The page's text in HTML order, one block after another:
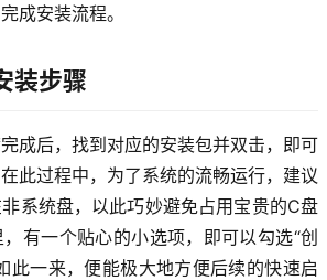
成安装流程。
装步骤
成后，找到对应的安装包并双击，即可
此过程中，为了系统的流畅运行，建议
系统盘，以此巧妙避免占用宝贵的C盘
有一个贴心的小选项，即可以勾选“创
此一来，便能极大地方便后续的快速启